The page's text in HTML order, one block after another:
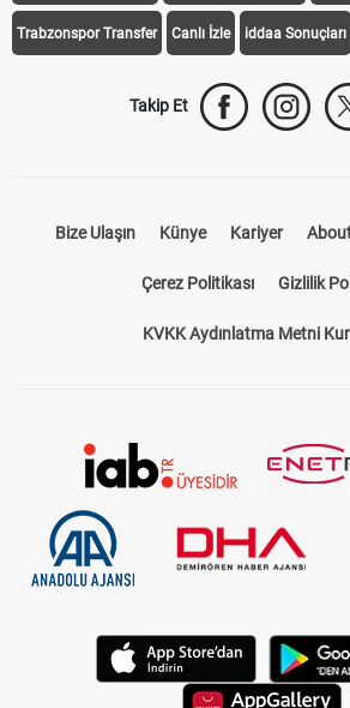
Trabzonspor Transfer Canlı İzle iddaa Sonuçları
Takip Et
Bize Ulaşın Künye Kariyer
Çerez Politikası Gizlilik
KVKK Aydınlatma Metni